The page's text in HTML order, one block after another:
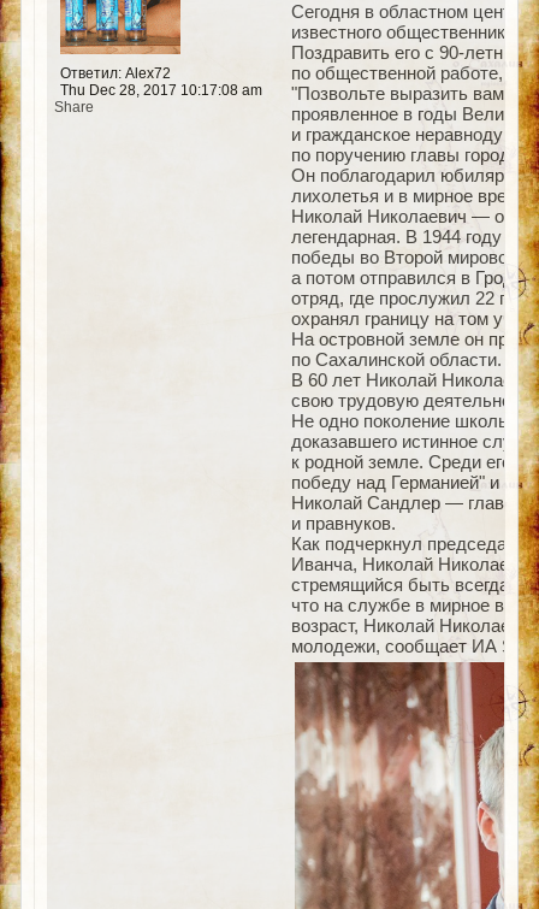
Ответил: Alex72
Thu Dec 28, 2017 10:17:08 am
Share
Сегодня в областном
известного общественника
Поздравить его с 90-
по общественной работе,
"Позвольте выразить вам
проявленное в годы
и гражданское
по поручению главы города
Он поблагодарил юбиляра
лихолетья и в мирное время
Николай Николаевич — один
легендарная. В 1944 году он
победы во Второй мировой
а потом отправился в
отряд, где прослужил 22
охранял границу на том
На островной земле он
по Сахалинской области.
В 60 лет Николай
свою трудовую
Не одно поколение
доказавшего истинное
к родной земле. Среди его
победу над Германией" и "За
Николай Сандлер — глава
и правнуков.
Как подчеркнул
Иванча, Николай
стремящийся быть всегда
что на службе в мирное
возраст, Николай
молодежи, сообщает ИА